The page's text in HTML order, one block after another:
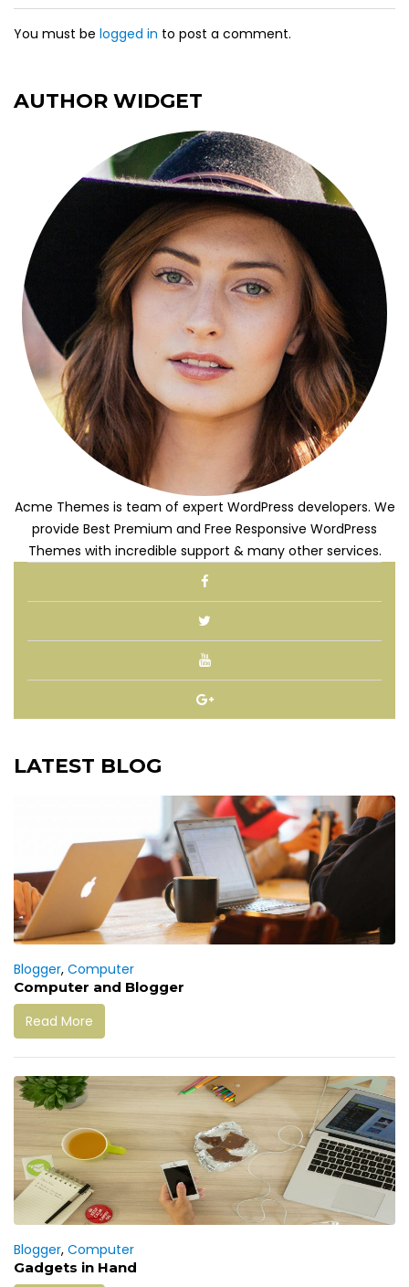
You must be logged in to post a comment.
AUTHOR WIDGET
Acme Themes is team of expert WordPress developers. We
provide Best Premium and Free Responsive WordPress
Themes with incredible support & many other services.
LATEST BLOG
Blogger, Computer
Computer and Blogger
Read More
Blogger, Computer
Gadgets in Hand